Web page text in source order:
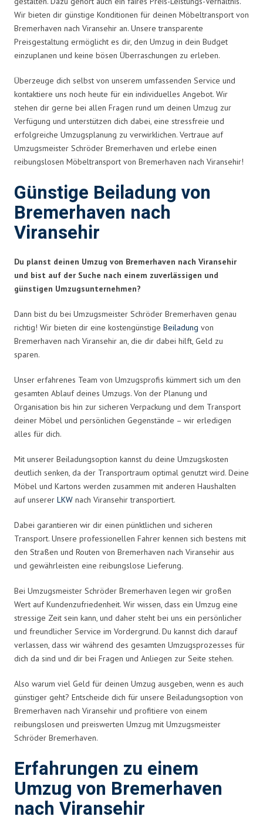
Wir bieten dir günstige Konditionen für deinen Möbeltransport von
Bremerhaven nach Viransehir an. Unsere transparente
Preisgestaltung ermöglicht es dir, den Umzug in dein Budget
einzuplanen und keine bösen Überraschungen zu erleben.
Überzeuge dich selbst von unserem umfassenden Service und
kontaktiere uns noch heute für ein individuelles Angebot. Wir
stehen dir gerne bei allen Fragen rund um deinen Umzug zur
Verfügung und unterstützen dich dabei, eine stressfreie und
erfolgreiche Umzugsplanung zu verwirklichen. Vertraue auf
Umzugsmeister Schröder Bremerhaven und erlebe einen
reibungslosen Möbeltransport von Bremerhaven nach Viransehir!
Günstige Beiladung von
Bremerhaven nach
Viransehir
Du planst deinen Umzug von Bremerhaven nach Viransehir
und bist auf der Suche nach einem zuverlässigen und
günstigen Umzugsunternehmen?
Dann bist du bei Umzugsmeister Schröder Bremerhaven genau
richtig! Wir bieten dir eine kostengünstige Beiladung von
Bremerhaven nach Viransehir an, die dir dabei hilft, Geld zu
sparen.
Unser erfahrenes Team von Umzugsprofis kümmert sich um den
gesamten Ablauf deines Umzugs. Von der Planung und
Organisation bis hin zur sicheren Verpackung und dem Transport
deiner Möbel und persönlichen Gegenstände – wir erledigen
alles für dich.
Mit unserer Beiladungsoption kannst du deine Umzugskosten
deutlich senken, da der Transportraum optimal genutzt wird. Deine
Möbel und Kartons werden zusammen mit anderen Haushalten
auf unserer LKW nach Viransehir transportiert.
Dabei garantieren wir dir einen pünktlichen und sicheren
Transport. Unsere professionellen Fahrer kennen sich bestens mit
den Straßen und Routen von Bremerhaven nach Viransehir aus
und gewährleisten eine reibungslose Lieferung.
Bei Umzugsmeister Schröder Bremerhaven legen wir großen
Wert auf Kundenzufriedenheit. Wir wissen, dass ein Umzug eine
stressige Zeit sein kann, und daher steht bei uns ein persönlicher
und freundlicher Service im Vordergrund. Du kannst dich darauf
verlassen, dass wir während des gesamten Umzugsprozesses für
dich da sind und dir bei Fragen und Anliegen zur Seite stehen.
Also warum viel Geld für deinen Umzug ausgeben, wenn es auch
günstiger geht? Entscheide dich für unsere Beiladungsoption von
Bremerhaven nach Viransehir und profitiere von einem
reibungslosen und preiswerten Umzug mit Umzugsmeister
Schröder Bremerhaven.
Erfahrungen zu einem
Umzug von Bremerhaven
nach Viransehir